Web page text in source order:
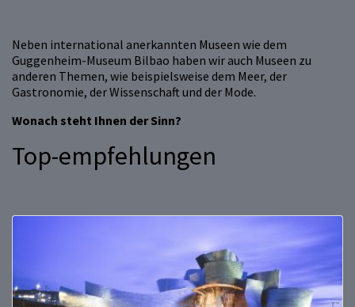
Neben international anerkannten Museen wie dem
Guggenheim-Museum Bilbao haben wir auch Museen zu
anderen Themen, wie beispielsweise dem Meer, der
Gastronomie, der Wissenschaft und der Mode.
Wonach steht Ihnen der Sinn?
Top-empfehlungen